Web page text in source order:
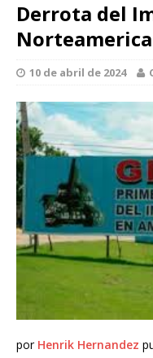
Derrota del
10 de abril de 2024
por Henrik Hernandez